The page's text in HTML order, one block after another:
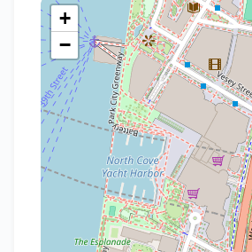
+
−